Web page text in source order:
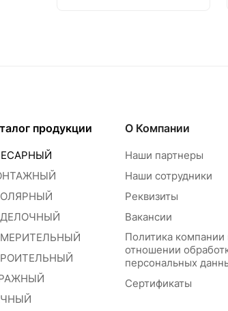
продукции О Компании
Наши партнеры
Наши сотрудники
Реквизиты
Вакансии
Политика компании
отношении
персональных
Сертификаты